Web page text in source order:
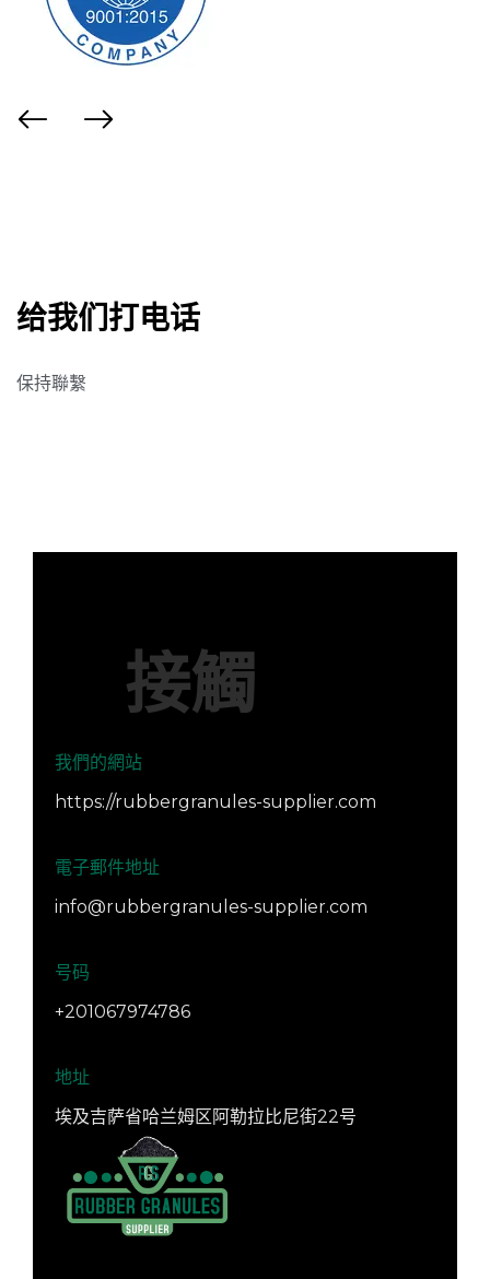
给我们打电话
保持聯繫
接觸
我們的網站
https://rubbergranules-supplier.com
電子郵件地址
info@rubbergranules-supplier.com
号码
+201067974786
地址
埃及吉萨省哈兰姆区阿勒拉比尼街22号